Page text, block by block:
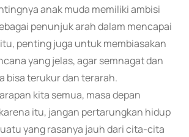
anak muda memiliki ambisi
penunjuk arah dalam mencapai
penting juga untuk membiasakan
yang jelas, agar semnagat dan
bisa terukur dan terarah.
kita semua, masa depan
itu, jangan pertarungkan hidup
yang rasanya jauh dari cita-cita